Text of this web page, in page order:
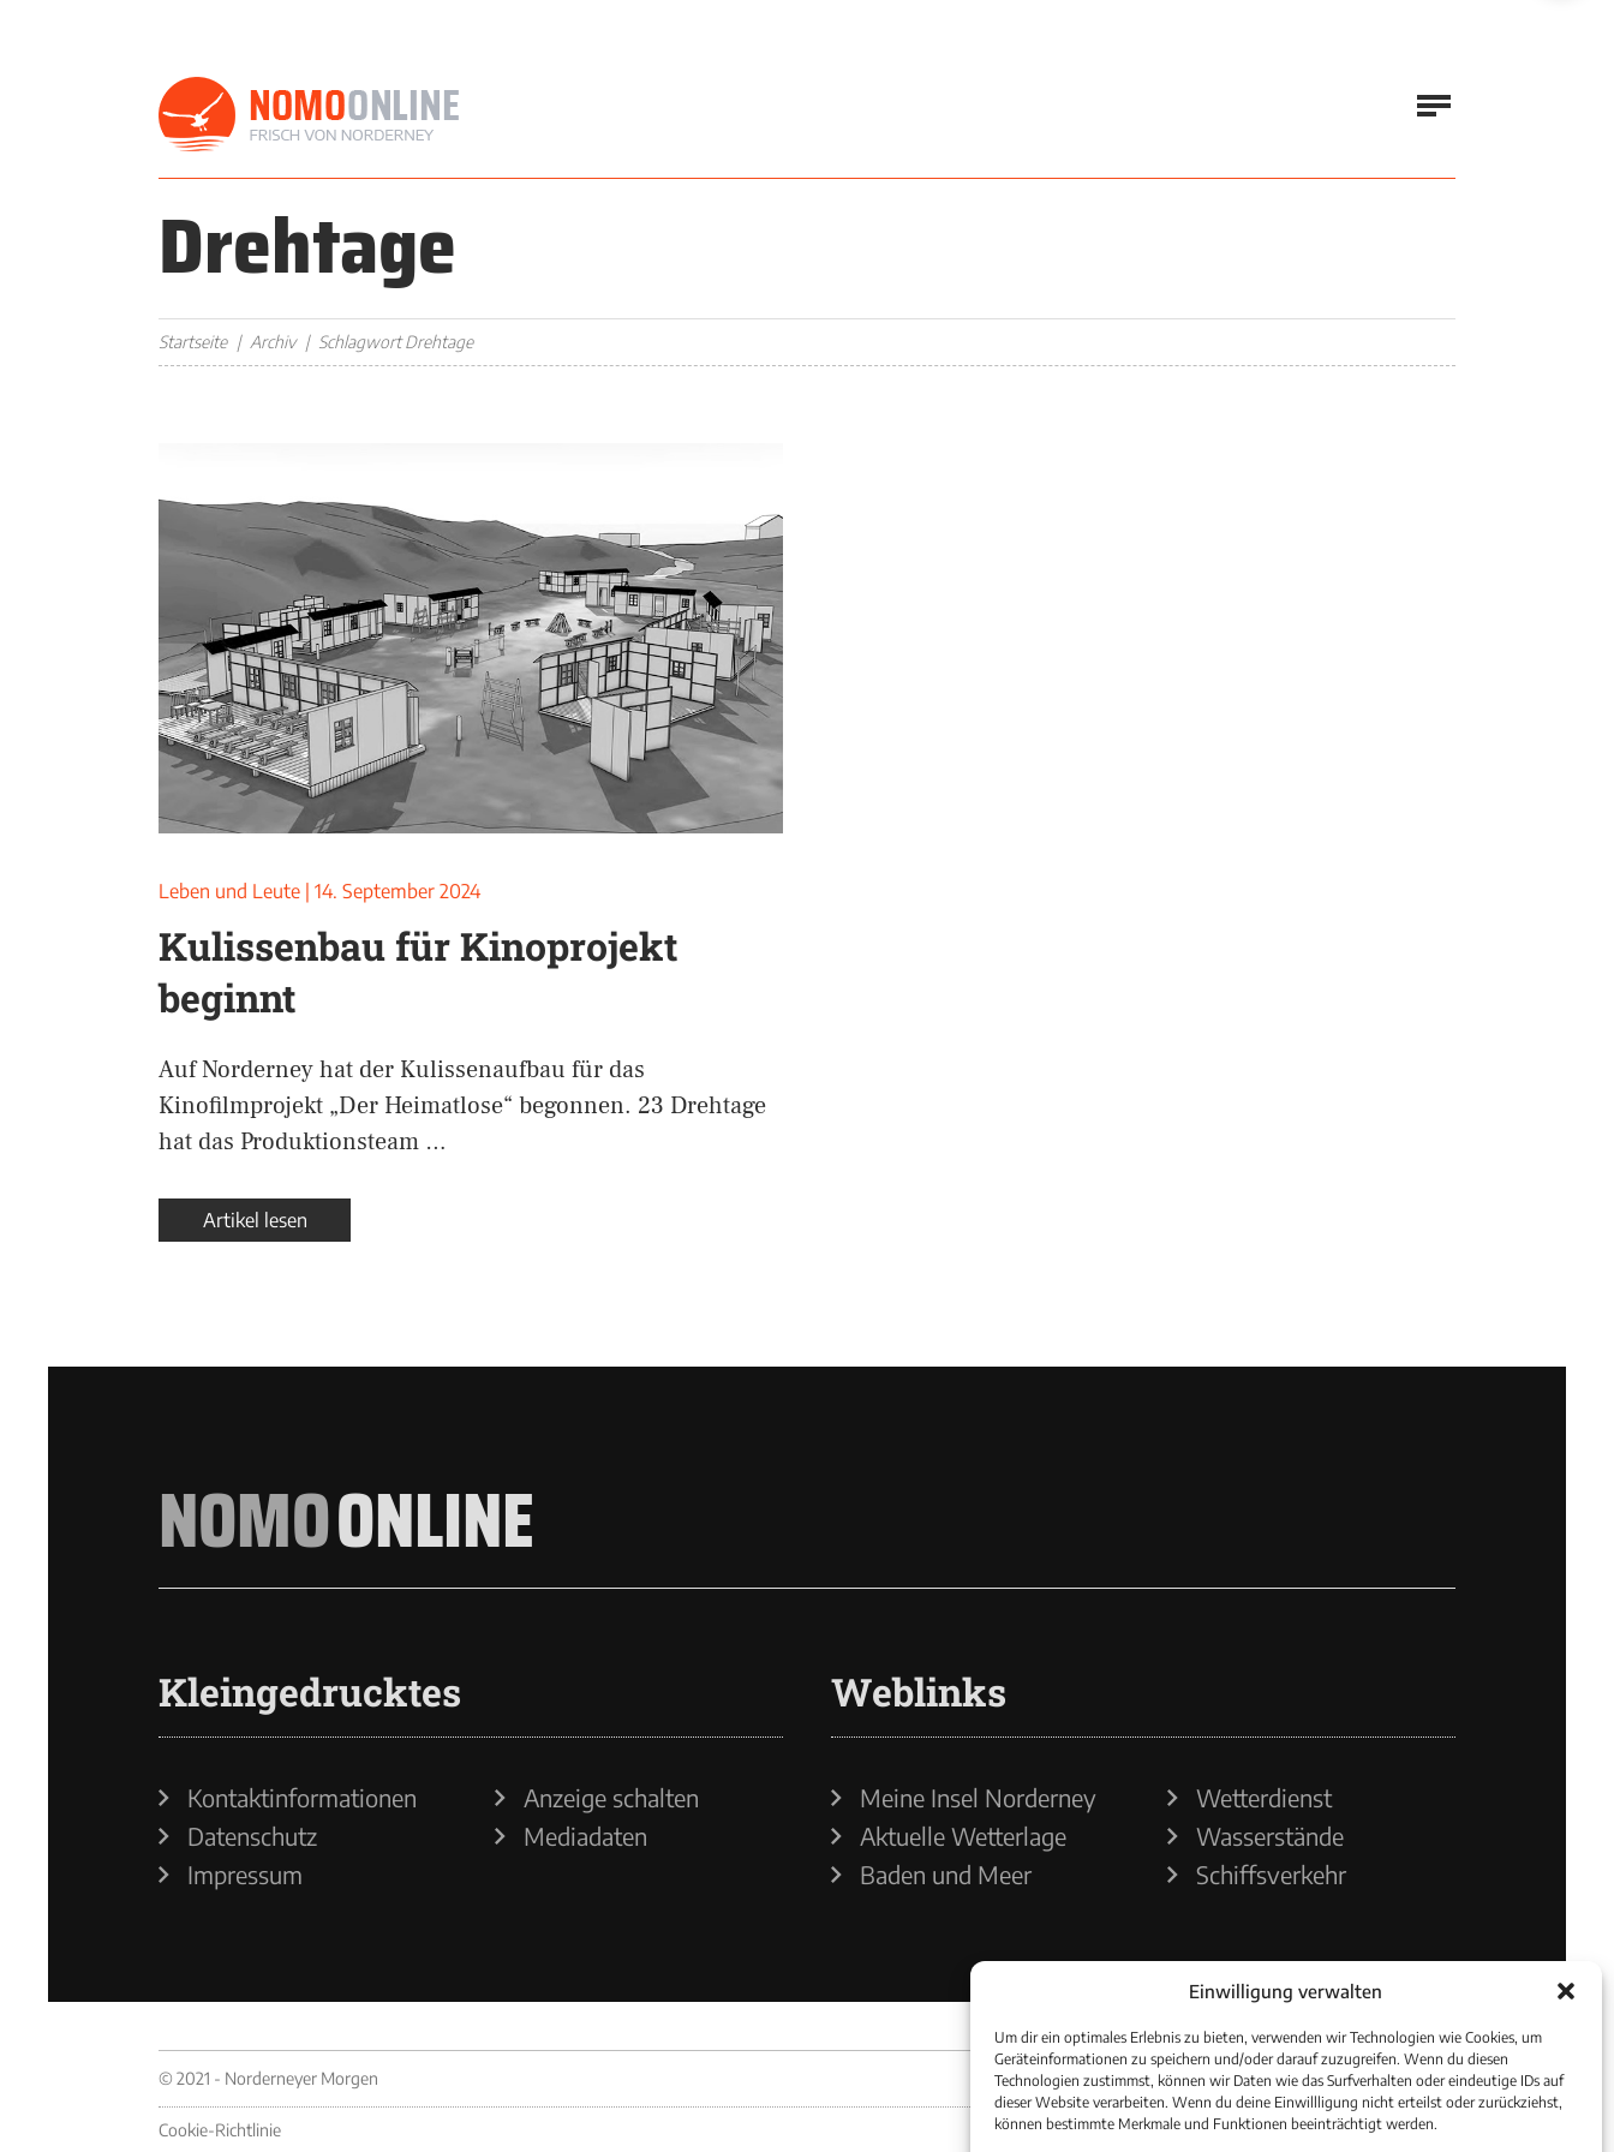
Einwilligung verwalten
Um dir ein optimales Erlebnis zu bieten, verwenden wir Technologien wie Cookies, um
Geräteinformationen zu speichern und/oder darauf zuzugreifen. Wenn du diesen
Technologien zustimmst, können wir Daten wie das Surfverhalten oder eindeutige IDs auf
dieser Website verarbeiten. Wenn du deine Einwillligung nicht erteilst oder zurückziehst,
können bestimmte Merkmale und Funktionen beeinträchtigt werden.
Drehtage
Startseite Archiv Schlagwort Drehtage
Leben und Leute 14. September 2024
Kulissenbau für Kinoprojekt
beginnt
Auf Norderney hat der Kulissenaufbau für das
Kinofilmprojekt „Der Heimatlose“ begonnen. 23 Drehtage
hat das Produktionsteam …
Artikel lesen
NOMOONLINE
Kleingedrucktes
Kontaktinformationen
Datenschutz
Impressum
Anzeige schalten
Mediadaten
Weblinks
Meine Insel Norderney
Aktuelle Wetterlage
Baden und Meer
Wetterdienst
Wasserstände
Schiffsverkehr
© 2021 - Norderneyer Morgen
Cookie-Richtlinie